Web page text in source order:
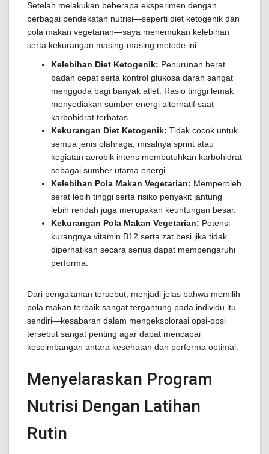
Setelah melakukan beberapa eksperimen dengan
berbagai pendekatan nutrisi—seperti diet ketogenik dan
pola makan vegetarian—saya menemukan kelebihan
serta kekurangan masing-masing metode ini.
Kelebihan Diet Ketogenik: Penurunan berat
badan cepat serta kontrol glukosa darah sangat
menggoda bagi banyak atlet. Rasio tinggi lemak
menyediakan sumber energi alternatif saat
karbohidrat terbatas.
Kekurangan Diet Ketogenik: Tidak cocok untuk
semua jenis olahraga; misalnya sprint atau
kegiatan aerobik intens membutuhkan karbohidrat
sebagai sumber utama energi.
Kelebihan Pola Makan Vegetarian: Memperoleh
serat lebih tinggi serta risiko penyakit jantung
lebih rendah juga merupakan keuntungan besar.
Kekurangan Pola Makan Vegetarian: Potensi
kurangnya vitamin B12 serta zat besi jika tidak
diperhatikan secara serius dapat mempengaruhi
performa.
Dari pengalaman tersebut, menjadi jelas bahwa memilih
pola makan terbaik sangat tergantung pada individu itu
sendiri—kesabaran dalam mengeksplorasi opsi-opsi
tersebut sangat penting agar dapat mencapai
keseimbangan antara kesehatan dan performa optimal.
Menyelaraskan Program
Nutrisi Dengan Latihan
Rutin